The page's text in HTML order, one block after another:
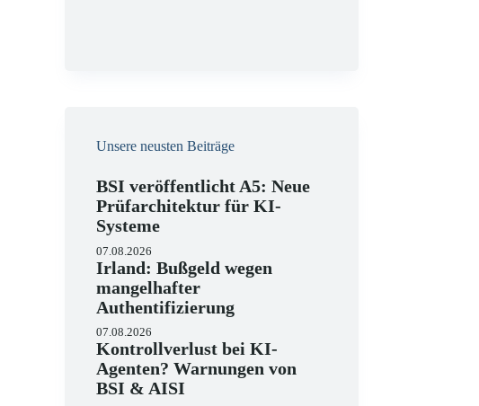
Unsere neusten Beiträge
BSI veröffentlicht A5: Neue
Prüfarchitektur für KI-
Systeme
07.08.2026
Irland: Bußgeld wegen
mangelhafter
Authentifizierung
07.08.2026
Kontrollverlust bei KI-
Agenten? Warnungen von
BSI & AISI